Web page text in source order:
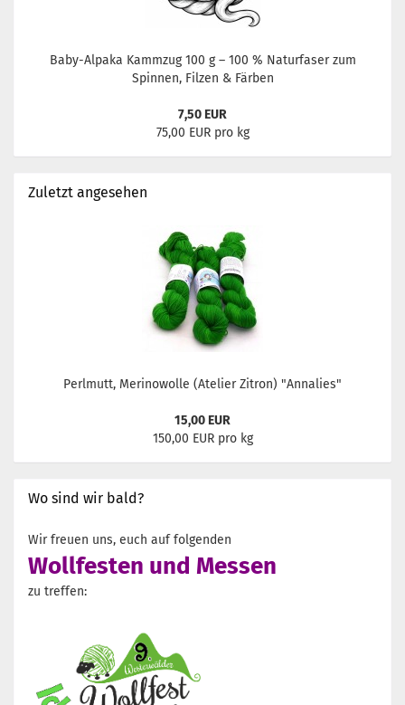
Baby-Alpaka Kammzug 100 g – 100 % Naturfaser zum
Spinnen, Filzen & Färben
7,50 EUR
75,00 EUR pro kg
Zuletzt angesehen
Perlmutt, Merinowolle (Atelier Zitron) "Annalies"
15,00 EUR
150,00 EUR pro kg
Wo sind wir bald?
Wir freuen uns, euch auf folgenden
Wollfesten und Messen
zu treffen: